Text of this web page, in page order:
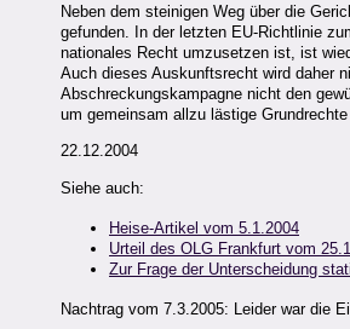
Neben dem steinigen Weg über die
gefunden. In der letzten EU-Richtlinie
nationales Recht umzusetzen ist, ist
Auch dieses Auskunftsrecht wird daher
Abschreckungskampagne nicht den
um gemeinsam allzu lästige
22.12.2004
Siehe auch:
Heise-Artikel vom 5.1.2004
Urteil des OLG Frankfurt vom
Zur Frage der Unterscheidung
Nachtrag vom 7.3.2005: Leider war die